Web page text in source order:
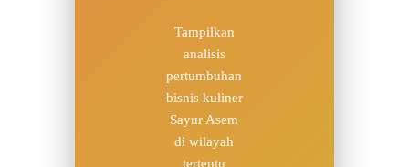
Tampilkan
analisis
pertumbuhan
bisnis kuliner
Sayur Asem
di wilayah
tertentu